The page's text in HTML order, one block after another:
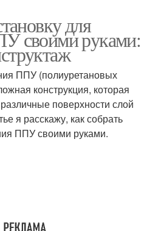
для
своими руками:
ППУ (полиуретановых
конструкция, которая
поверхности слой
я расскажу, как собрать
ППУ своими руками.